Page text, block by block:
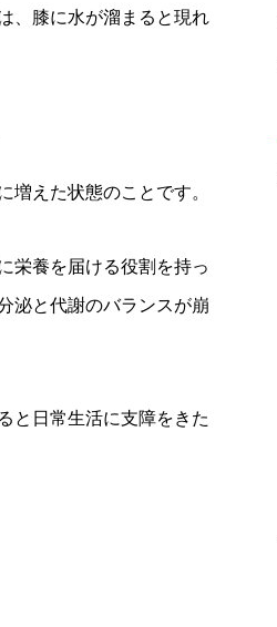
、膝に水が溜まると現れ
増えた状態のことです。
栄養を届ける役割を持っ
泌と代謝のバランスが崩
と日常生活に支障をきた